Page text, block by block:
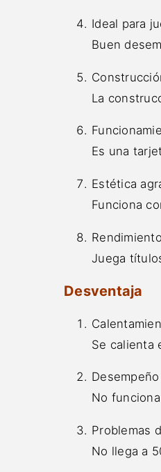
Ideal para
Buen
La
Es una
Estética
Funciona
Juega
Desventaja
Se calienta
No
Problemas
No llega a